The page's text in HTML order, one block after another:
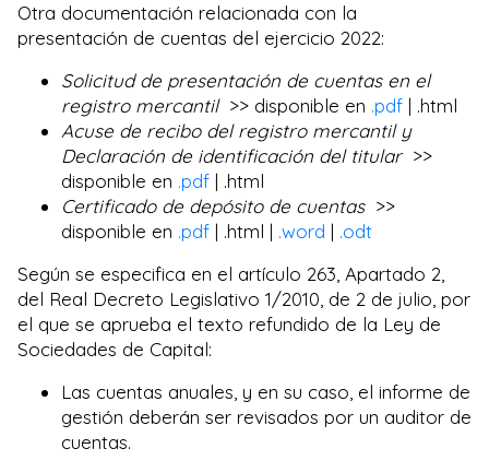
Otra documentación relacionada con la
presentación de cuentas del ejercicio 2022:
Solicitud de presentación de cuentas en el
registro mercantil >> disponible en .pdf | .html
Acuse de recibo del registro mercantil y
Declaración de identificación del titular >>
disponible en .pdf | .html
Certificado de depósito de cuentas >>
disponible en .pdf | .html | .word | .odt
Según se especifica en el artículo 263, Apartado 2,
del Real Decreto Legislativo 1/2010, de 2 de julio, por
el que se aprueba el texto refundido de la Ley de
Sociedades de Capital:
Las cuentas anuales, y en su caso, el informe de
gestión deberán ser revisados por un auditor de
cuentas.